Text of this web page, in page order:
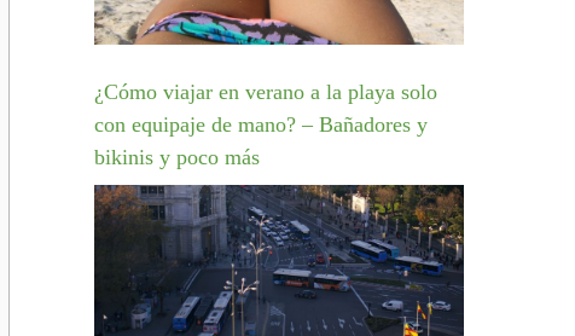
¿Cómo viajar en verano a la playa solo
con equipaje de mano? – Bañadores y
bikinis y poco más